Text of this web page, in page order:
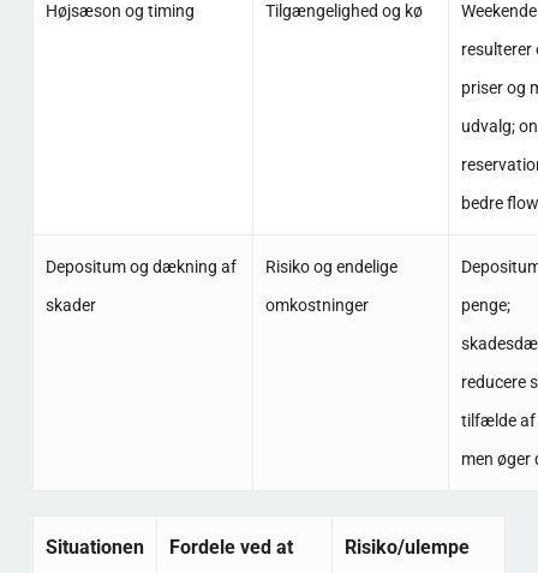
Højsæson og timing Tilgængelighed og kø
resulterer
priser og
udvalg;
bedre flow
Depositum og dækning af
skader
Risiko og endelige
omkostninger
penge;
reducere
tilfælde af
men øger
Situationen
Fordele ved at
Risiko/ulempe